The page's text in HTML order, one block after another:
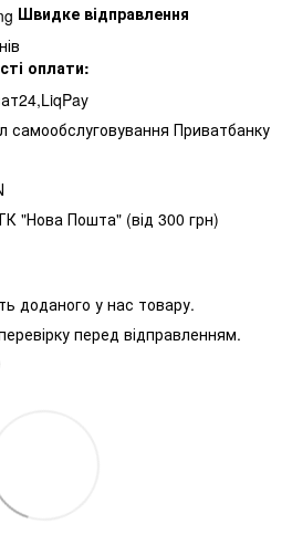
Швидке відправлення
оплати:
самообслуговування Приватбанку
"Нова Пошта" (від 300 грн)
доданого у нас товару.
перед відправленням.